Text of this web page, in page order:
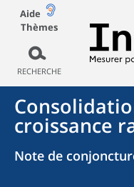
Aide
Thèmes
RECHERCHE
croissance
Note de